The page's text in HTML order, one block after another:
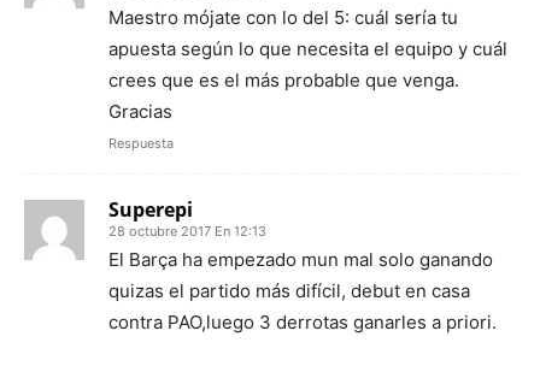
Maestro mójate con lo del 5: cuál sería tu
apuesta según lo que necesita el equipo y cuál
crees que es el más probable que venga.
Gracias
Respuesta
Superepi
28 octubre 2017 En 12:13
El Barça ha empezado mun mal solo ganando
quizas el partido más difícil, debut en casa
contra PAO,luego 3 derrotas ganarles a priori.